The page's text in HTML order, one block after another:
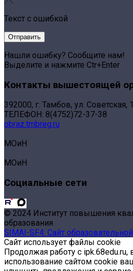
Текст с ошибкой
Нашли ошибку? Сообщите нам!
Выделите и нажмите Ctr+Enter
Контакты вышестоящей
392000, г. Тамбов, ул. Советская,
ТЕЛЕФОН: 8(4752)72-37-38
obraz.tmbreg.ru
МОиН
МОиН
Социальные сети
© 2024 Институт повышения
образования
SIMAI-SF4: Сайт
Сайт использует файлы cookie
Продолжая работу с
использование сайтом cookie